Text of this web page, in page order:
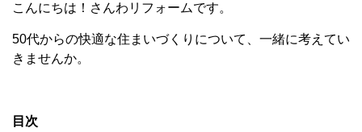
こんにちは！さんわリフォームです。
50代からの快適な住まいづくりについて、一緒に考えてい
きませんか。
目次